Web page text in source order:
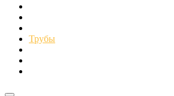
Трубы